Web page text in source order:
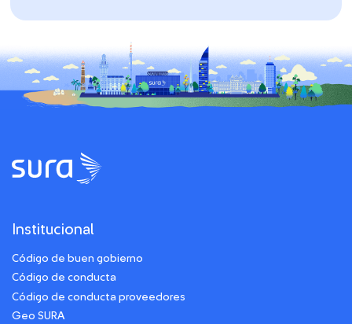
Institucional
Código de buen gobierno
Código de conducta
Código de conducta proveedores
Geo SURA